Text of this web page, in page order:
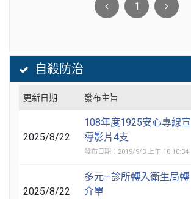
1
自殺防治
更新日期 發布主旨
2025/8/22
108年度1925安心專線宣
導影片4支
發布日期：2019/9/3 上午 10:10:34
2025/8/22
多元—診所轉入衛生局轉
介單